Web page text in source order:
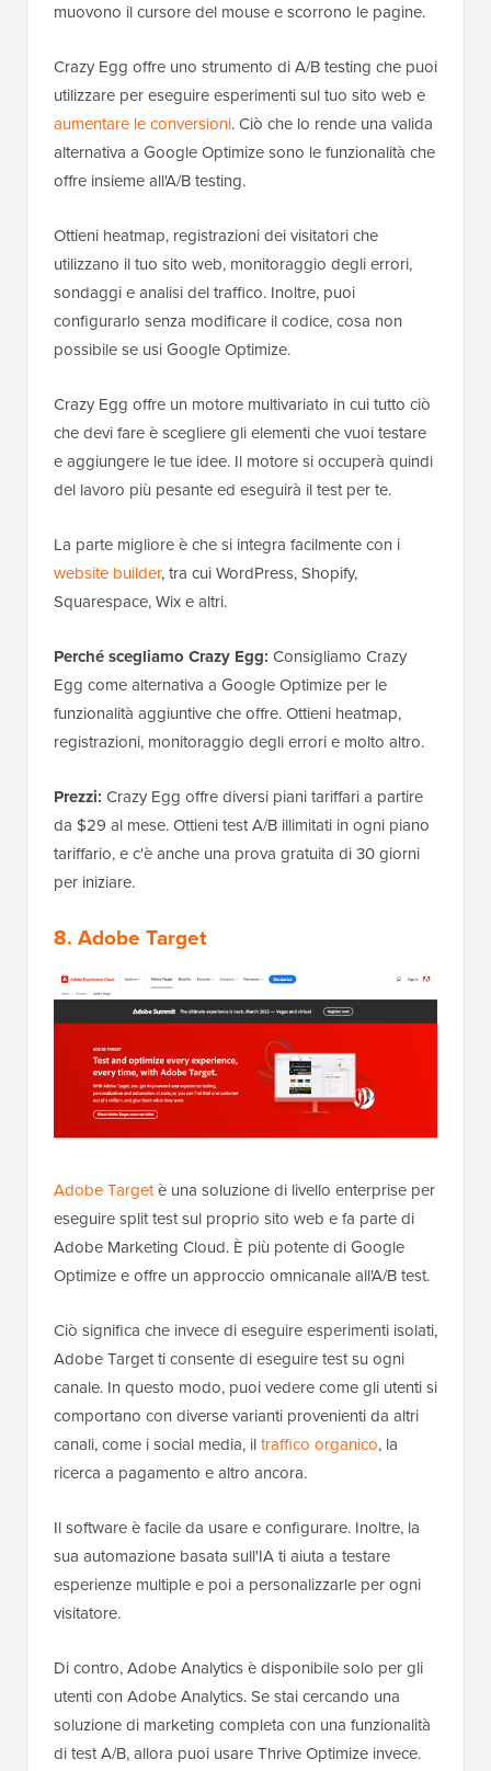
muovono il cursore del mouse e scorrono le pagine.
Crazy Egg offre uno strumento di A/B testing che puoi
utilizzare per eseguire esperimenti sul tuo sito web e
aumentare le conversioni. Ciò che lo rende una valida
alternativa a Google Optimize sono le funzionalità che
offre insieme all'A/B testing.
Ottieni heatmap, registrazioni dei visitatori che
utilizzano il tuo sito web, monitoraggio degli errori,
sondaggi e analisi del traffico. Inoltre, puoi
configurarlo senza modificare il codice, cosa non
possibile se usi Google Optimize.
Crazy Egg offre un motore multivariato in cui tutto ciò
che devi fare è scegliere gli elementi che vuoi testare
e aggiungere le tue idee. Il motore si occuperà quindi
del lavoro più pesante ed eseguirà il test per te.
La parte migliore è che si integra facilmente con i
website builder, tra cui WordPress, Shopify,
Squarespace, Wix e altri.
Perché scegliamo Crazy Egg: Consigliamo Crazy
Egg come alternativa a Google Optimize per le
funzionalità aggiuntive che offre. Ottieni heatmap,
registrazioni, monitoraggio degli errori e molto altro.
Prezzi: Crazy Egg offre diversi piani tariffari a partire
da $29 al mese. Ottieni test A/B illimitati in ogni piano
tariffario, e c'è anche una prova gratuita di 30 giorni
per iniziare.
8. Adobe Target
Adobe Targetè una soluzione di livello enterprise per
eseguire split test sul proprio sito web e fa parte di
Adobe Marketing Cloud. È più potente di Google
Optimize e offre un approccio omnicanale all'A/B test.
Ciò significa che invece di eseguire esperimenti isolati,
Adobe Target ti consente di eseguire test su ogni
canale. In questo modo, puoi vedere come gli utenti si
comportano con diverse varianti provenienti da altri
canali, come i social media, iltraffico organico, la
ricerca a pagamento e altro ancora.
Il software è facile da usare e configurare. Inoltre, la
sua automazione basata sull'IA ti aiuta a testare
esperienze multiple e poi a personalizzarle per ogni
visitatore.
Di contro, Adobe Analytics è disponibile solo per gli
utenti con Adobe Analytics. Se stai cercando una
soluzione di marketing completa con una funzionalità
di test A/B, allora puoi usare Thrive Optimize invece.